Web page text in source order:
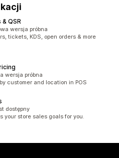
QSR
wersja próbna
tickets, KDS, open orders & more
wersja próbna
customer and location in POS
dostępny
your store sales goals for you.